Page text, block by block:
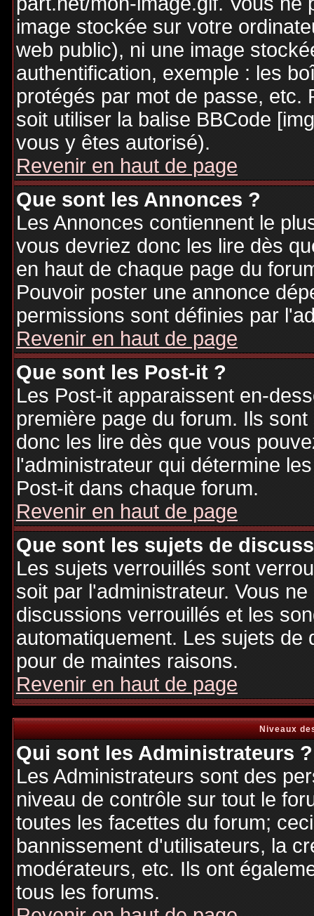
image stockée sur votre
web public), ni une image
authentification, exemple : les
protégés par mot de passe, etc.
soit utiliser la balise BBCode
vous y êtes autorisé).
Revenir en haut de page
Que sont les Annonces ?
Les Annonces contiennent le
vous devriez donc les lire dès
en haut de chaque page du
Pouvoir poster une annonce
permissions sont définies par
Revenir en haut de page
Que sont les Post-it ?
Les Post-it apparaissent en-
première page du forum. Ils
donc les lire dès que vous
l'administrateur qui détermine
Post-it dans chaque forum.
Revenir en haut de page
Que sont les sujets de
Les sujets verrouillés sont
soit par l'administrateur. Vous
discussions verrouillés et les
automatiquement. Les sujets
pour de maintes raisons.
Revenir en haut de page
Niveaux
Qui sont les Administrateurs ?
Les Administrateurs sont des
niveau de contrôle sur tout le
toutes les facettes du forum;
bannissement d'utilisateurs, la
modérateurs, etc. Ils ont
tous les forums.